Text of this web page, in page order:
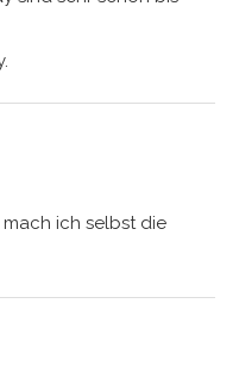
ich selbst die